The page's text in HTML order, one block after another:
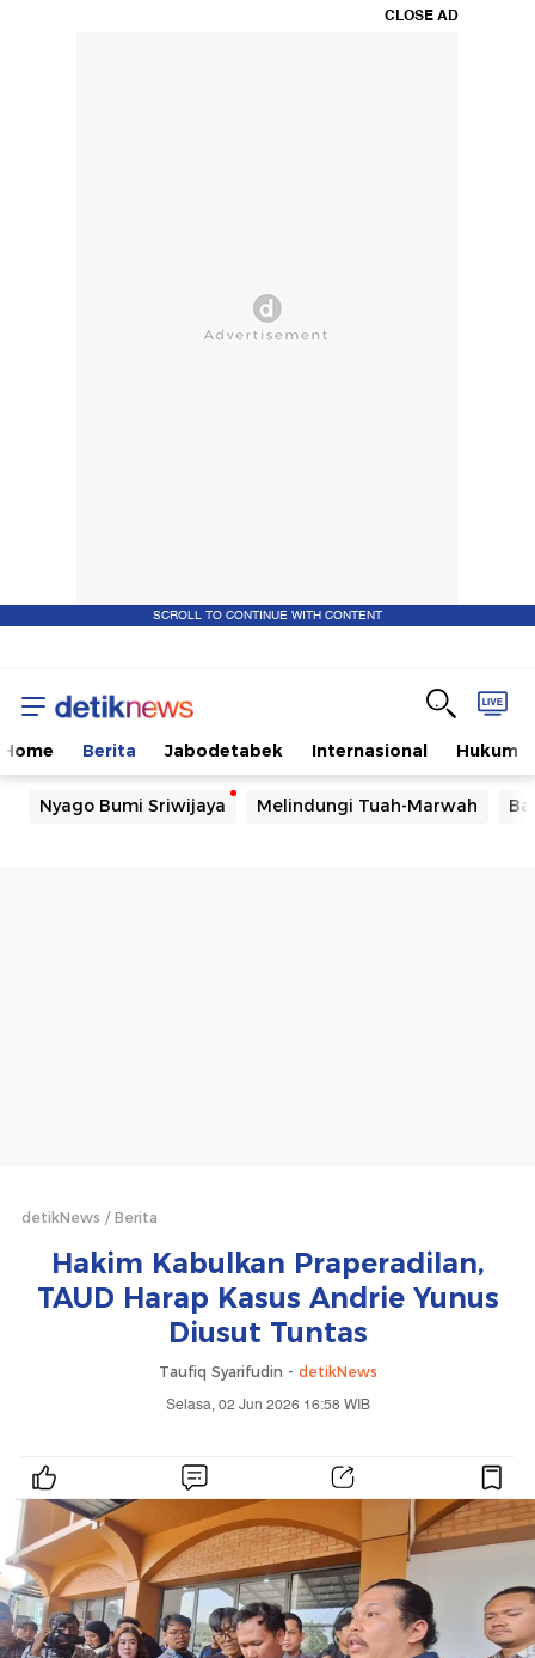
CLOSE AD
SCROLL TO CONTINUE WITH CONTENT
Home Berita Jabodetabek Internasional Hukum
Nyago Bumi Sriwijaya Melindungi Tuah-Marwah
detikNews Berita
Hakim Kabulkan Praperadilan,
TAUD Harap Kasus Andrie Yunus
Diusut Tuntas
Taufiq Syarifudin - detikNews
Selasa, 02 Jun 2026 16:58 WIB